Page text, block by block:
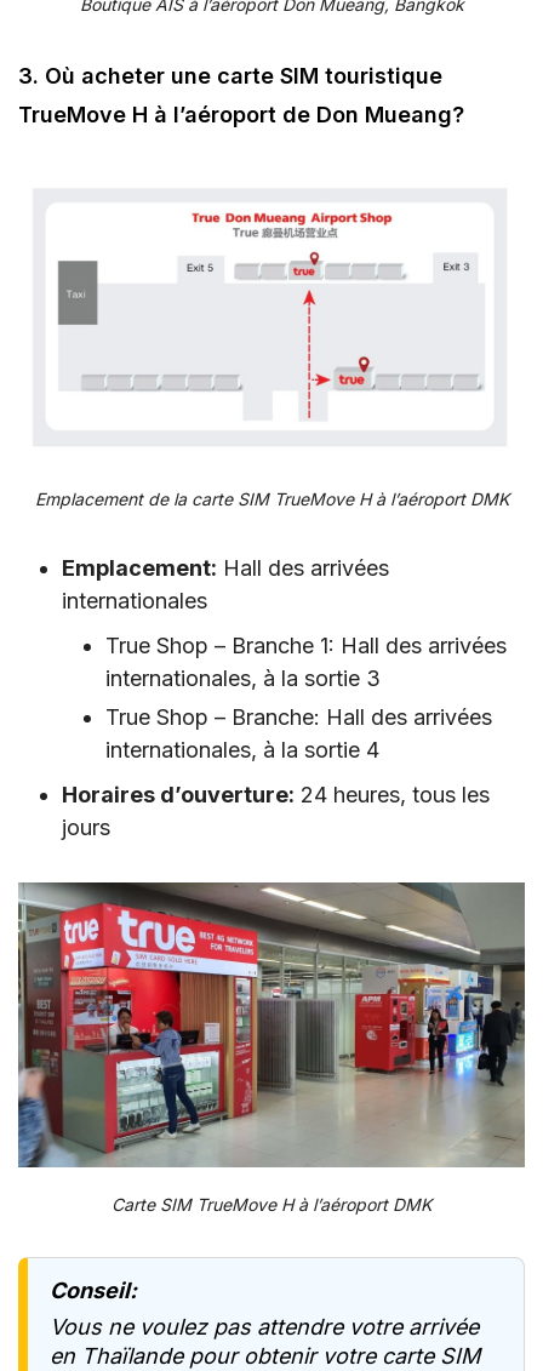
Boutique AIS à l’aéroport Don Mueang, Bangkok
3. Où acheter une carte SIM touristique
TrueMove H à l’aéroport de Don Mueang?
Emplacement de la carte SIM TrueMove H à l’aéroport DMK
Emplacement: Hall des arrivées
internationales
True Shop – Branche 1: Hall des arrivées
internationales, à la sortie 3
True Shop – Branche: Hall des arrivées
internationales, à la sortie 4
Horaires d’ouverture: 24 heures, tous les
jours
Carte SIM TrueMove H à l’aéroport DMK
Conseil:
Vous ne voulez pas attendre votre arrivée
en Thaïlande pour obtenir votre carte SIM